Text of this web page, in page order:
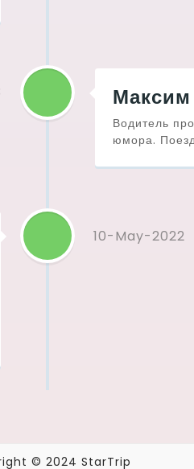
Максим
Водитель
юмора.
10-May-2022
© 2024 StarTrip